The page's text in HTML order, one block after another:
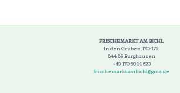
FRISCHEMARKT AM BICHL
In den Grüben 170-172
844 89 Burghausen
+49 170 6044 623
frischemarktambichl@gmx.de